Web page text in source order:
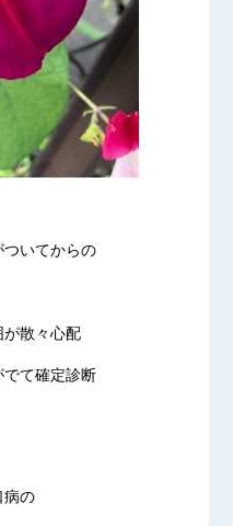
いてからの
散々心配
でて確定診断
病の